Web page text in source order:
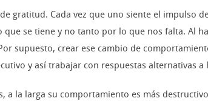
gratitud. Cada vez que uno siente el impulso
se tiene y no tanto por lo que nos falta. Al
supuesto, crear ese cambio de
y así trabajar con respuestas alternativas a
la larga su comportamiento es más